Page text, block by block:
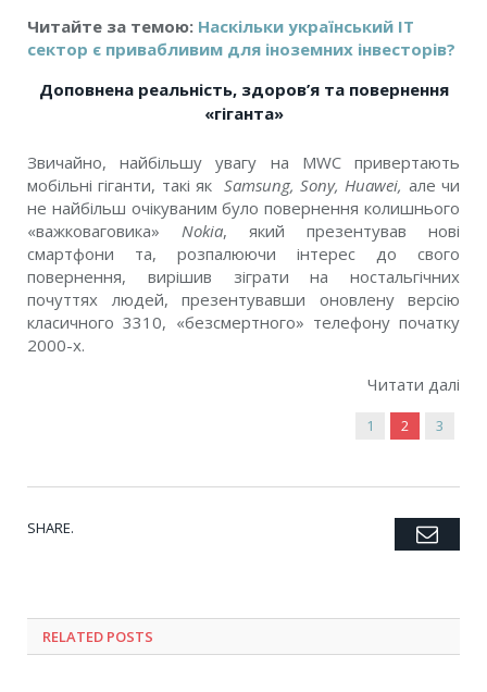
Читайте за темою: Наскільки український ІТ
сектор є привабливим для іноземних інвесторів?
Доповнена реальність, здоров’я та повернення
«гіганта»
Звичайно, найбільшу увагу на MWC привертають
мобільні гіганти, такі як Samsung, Sony, Huawei, але чи
не найбільш очікуваним було повернення колишнього
«важковаговика» Nokia, який презентував нові
смартфони та, розпалюючи інтерес до свого
повернення, вирішив зіграти на ностальгічних
почуттях людей, презентувавши оновлену версію
класичного 3310, «безсмертного» телефону початку
2000-х.
Читати далі
1 2 3
SHARE. Twitter
Facebook
Google+
Pinterest
LinkedIn
Tumblr
RELATED POSTS